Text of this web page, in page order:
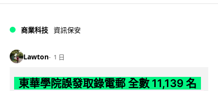
商業科技 資訊保安
Lawton 1 日
東華學院誤發取錄電郵 全數 11,139 名